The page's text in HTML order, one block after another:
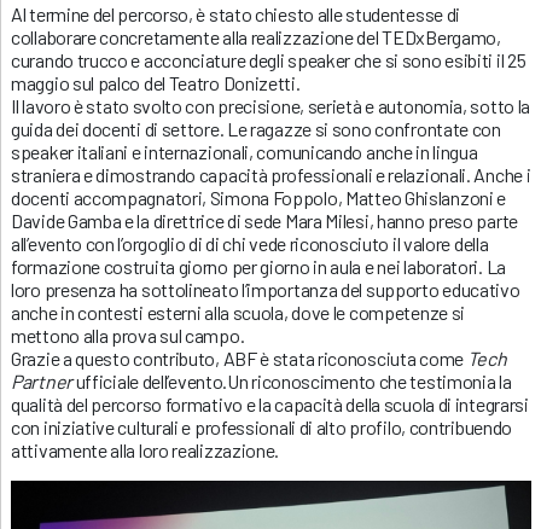
Al termine del percorso, è stato chiesto alle studentesse di
collaborare concretamente alla realizzazione del TEDxBergamo,
curando trucco e acconciature degli speaker che si sono esibiti il 25
maggio sul palco del Teatro Donizetti.
Il lavoro è stato svolto con precisione, serietà e autonomia, sotto la
guida dei docenti di settore. Le ragazze si sono confrontate con
speaker italiani e internazionali, comunicando anche in lingua
straniera e dimostrando capacità professionali e relazionali. Anche i
docenti accompagnatori, Simona Foppolo, Matteo Ghislanzoni e
Davide Gamba e la direttrice di sede Mara Milesi, hanno preso parte
all’evento con l’orgoglio di di chi vede riconosciuto il valore della
formazione costruita giorno per giorno in aula e nei laboratori. La
loro presenza ha sottolineato l’importanza del supporto educativo
anche in contesti esterni alla scuola, dove le competenze si
mettono alla prova sul campo.
Grazie a questo contributo, ABF è stata riconosciuta come Tech
Partnerufficiale dell’evento.Un riconoscimento che testimonia la
qualità del percorso formativo e la capacità della scuola di integrarsi
con iniziative culturali e professionali di alto profilo, contribuendo
attivamente alla loro realizzazione.